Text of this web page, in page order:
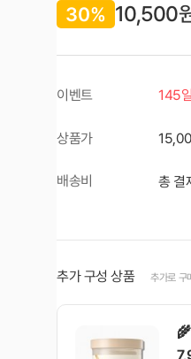
30% 10,500
이벤트 145
상품가
배송비 총 결
추가 구성 상품 추가로 구